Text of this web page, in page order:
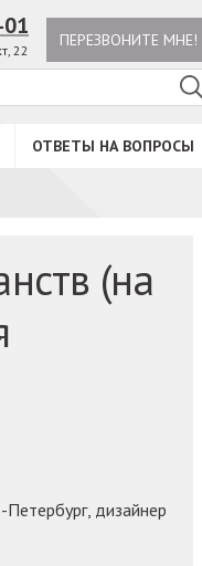
ПЕРЕЗВОНИТЕ МНЕ!
22
ОТВЕТЫ НА ВОПРОСЫ
(на
Петербург, дизайнер